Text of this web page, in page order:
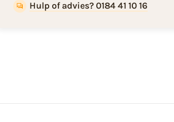
Hulp of advies? 0184 41 10 16